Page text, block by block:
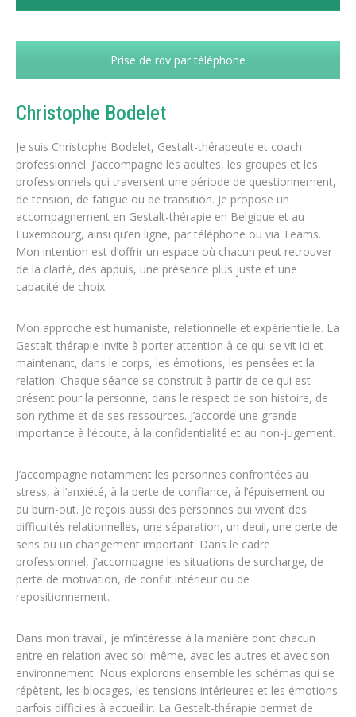
Prise de rdv par téléphone
Christophe Bodelet
Je suis Christophe Bodelet, Gestalt-thérapeute et coach
professionnel. J’accompagne les adultes, les groupes et les
professionnels qui traversent une période de questionnement,
de tension, de fatigue ou de transition. Je propose un
accompagnement en Gestalt-thérapie en Belgique et au
Luxembourg, ainsi qu’en ligne, par téléphone ou via Teams.
Mon intention est d’offrir un espace où chacun peut retrouver
de la clarté, des appuis, une présence plus juste et une
capacité de choix.
Mon approche est humaniste, relationnelle et expérientielle. La
Gestalt-thérapie invite à porter attention à ce qui se vit ici et
maintenant, dans le corps, les émotions, les pensées et la
relation. Chaque séance se construit à partir de ce qui est
présent pour la personne, dans le respect de son histoire, de
son rythme et de ses ressources. J’accorde une grande
importance à l’écoute, à la confidentialité et au non-jugement.
J’accompagne notamment les personnes confrontées au
stress, à l’anxiété, à la perte de confiance, à l’épuisement ou
au burn-out. Je reçois aussi des personnes qui vivent des
difficultés relationnelles, une séparation, un deuil, une perte de
sens ou un changement important. Dans le cadre
professionnel, j’accompagne les situations de surcharge, de
perte de motivation, de conflit intérieur ou de
repositionnement.
Dans mon travail, je m’intéresse à la manière dont chacun
entre en relation avec soi-même, avec les autres et avec son
environnement. Nous explorons ensemble les schémas qui se
répètent, les blocages, les tensions intérieures et les émotions
parfois difficiles à accueillir. La Gestalt-thérapie permet de